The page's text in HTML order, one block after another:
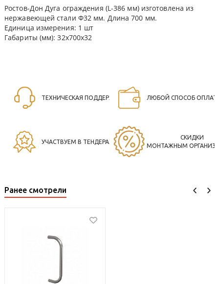
Ростов-Дон Дуга ограждения (L-386 мм) изготовлена из
нержавеющей стали Ф32 мм. Длина 700 мм.
Единица измерения: 1 шт
Габариты (мм): 32x700x32
ТЕХНИЧЕСКАЯ ПОДДЕРЖКА ЛЮБОЙ СПОСОБ
УЧАСТВУЕМ В ТЕНДЕРАХ
СКИДКИ
МОНТАЖНЫМ
Ранее смотрели